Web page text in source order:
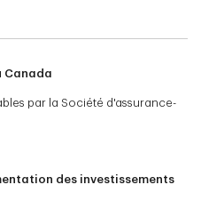
Canada
par la Société d'assurance-
des investissements